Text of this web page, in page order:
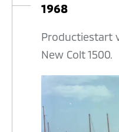
1968
Productiestart
New Colt 1500.